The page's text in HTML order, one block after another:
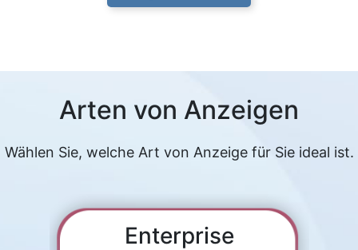
Arten von Anzeigen
Wählen Sie, welche Art von Anzeige für Sie ideal ist.
Enterprise